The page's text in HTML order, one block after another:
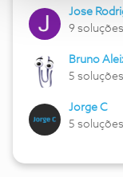
Jose
9 soluções
Bruno
5 soluções
Jorge C
5 soluções